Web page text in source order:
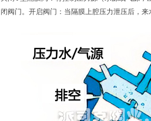
闭阀门。开启阀门：当隔膜上腔压力泄压后，